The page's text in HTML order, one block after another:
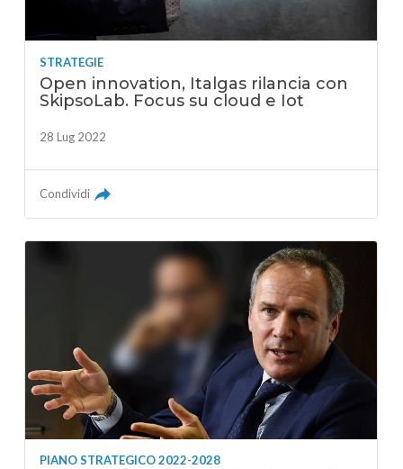
STRATEGIE
Open innovation, Italgas rilancia con
SkipsoLab. Focus su cloud e Iot
28 Lug 2022
Condividi
PIANO STRATEGICO 2022-2028